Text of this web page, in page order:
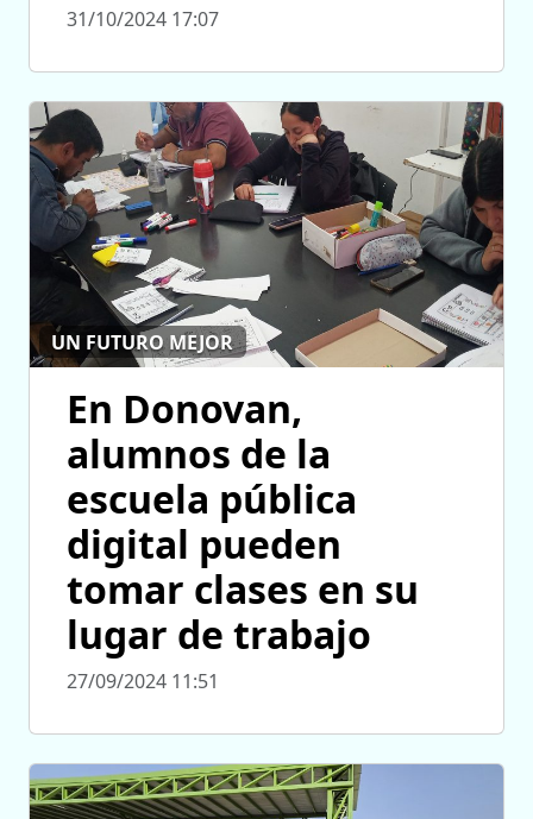
31/10/2024 17:07
UN FUTURO MEJOR
En Donovan,
alumnos de la
escuela pública
digital pueden
tomar clases en su
lugar de trabajo
27/09/2024 11:51